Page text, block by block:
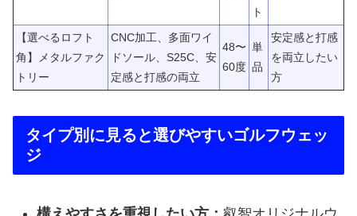
ト
【選べるロフト
角】メタルファク
トリー
CNC加工、多面ワイ
ドソール、S25C、安
定感と打感の両立
48〜
60度
単
品
安定感と打感
を両立したい
方
タイプ別に見ると選びやすいゴルフウェッ
ジ